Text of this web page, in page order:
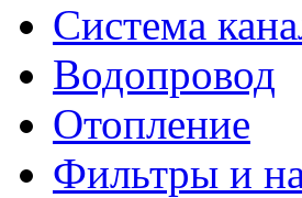
Система
Водопровод
Отопление
Фильтры и